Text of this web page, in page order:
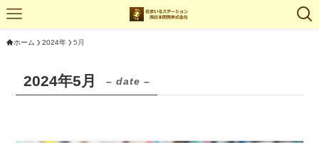
ホーム 2024年 5月
2024年5月 – date –